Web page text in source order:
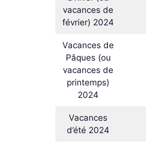
vacances de
février) 2024
Vacances de
Pâques (ou
vacances de
printemps)
2024
Vacances
d’été 2024